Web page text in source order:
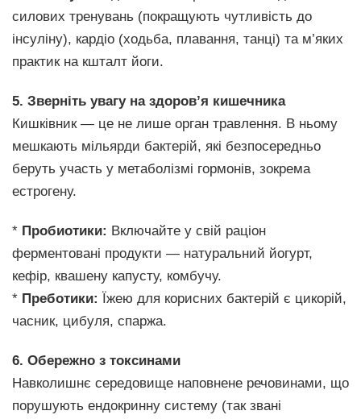
силових тренувань (покращують чутливість до
інсуліну), кардіо (ходьба, плавання, танці) та м’яких
практик на кшталт йоги.
5. Зверніть увагу на здоров’я кишечника
Кишківник — це не лише орган травлення. В ньому
мешкають мільярди бактерій, які безпосередньо
беруть участь у метаболізмі гормонів, зокрема
естрогену.
* Пробиотики: Включайте у свій раціон
ферментовані продукти — натуральний йогурт,
кефір, квашену капусту, комбучу.
* Преботики: Їжею для корисних бактерій є цикорій,
часник, цибуля, спаржа.
6. Обережно з токсинами
Навколишнє середовище наповнене речовинами, що
порушують ендокринну систему (так звані